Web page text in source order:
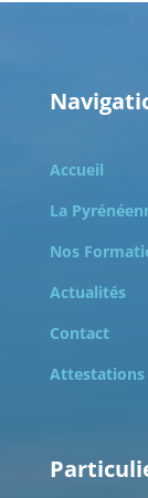
Accueil
La
Nos
Actualités
Contact